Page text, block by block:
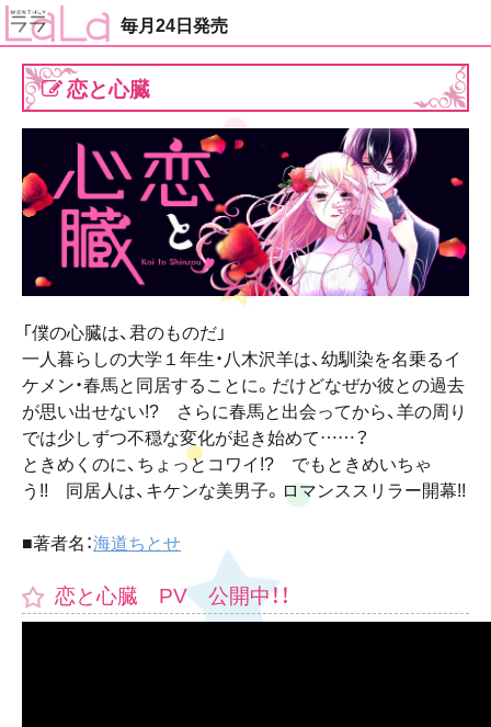
毎月24日発売
恋と心臓
「僕の心臓は、君のものだ」
一人暮らしの大学１年生・八木沢羊は、幼馴染を名乗るイ
ケメン・春馬と同居することに。だけどなぜか彼との過去
が思い出せない!? さらに春馬と出会ってから、羊の周り
では少しずつ不穏な変化が起き始めて……？
ときめくのに、ちょっとコワイ!? でもときめいちゃ
う!! 同居人は、キケンな美男子。ロマンススリラー開幕!!
■著者名：海道ちとせ
恋と心臓 PV 公開中！！